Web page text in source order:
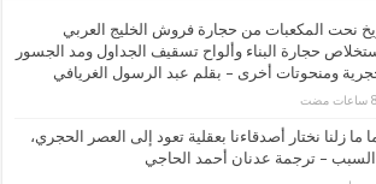
نحت المكعبات من حجارة فروش الخليج العربي
حجارة البناء وألواح تسقيف الجداول ومد الجسور
ومنحوتات أخرى – بقلم عبد الرسول الغريافي
ما زلنا نختار أصدقاءنا بعقلية تعود إلى العصر الحجري،
السبب – ترجمة عدنان أحمد الحاجي